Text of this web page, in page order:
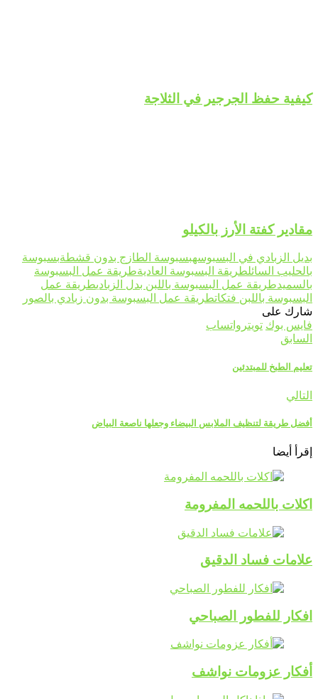
كيفية حفظ الجرجير في الثلاجة
مقادير كفتة الأرز بالكيلو
بديل الزبادي في البسبوسهبسبوسة الطازج بدون قشطةبسبوسة
بالحليب السائلطريقة البسبوسة العاديةطريقة عمل البسبوسة
بالسميدطريقة عمل البسبوسة باللبن بدل الزباديطريقة عمل
البسبوسة باللبن فتكاتطريقة عمل البسبوسة بدون زبادي بالصور
شارك على
فايس بوك تويتر واتساب
السابق
تعليم الطبخ للمبتدئين
التالي
أفضل طريقة لتنظيف الملابس البيضاء وجعلها ناصعة البياض
إقرأ أيضا
اكلات باللحمه المفرومة
علامات فساد الدقيق
افكار للفطور الصباحي
أفكار عزومات نواشف